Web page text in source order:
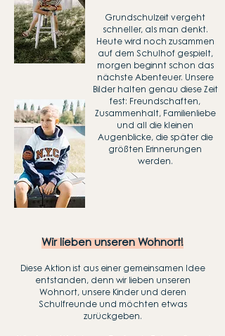
Grundschulzeit vergeht
schneller, als man denkt.
Heute wird noch zusammen
auf dem Schulhof gespielt,
morgen beginnt schon das
nächste Abenteuer. Unsere
Bilder halten genau diese Zeit
fest: Freundschaften,
Zusammenhalt, Familienliebe
und all die kleinen
Augenblicke, die später die
größten Erinnerungen
werden.
Wir lieben unseren Wohnort!
Diese Aktion ist aus einer gemeinsamen Idee
entstanden, denn wir lieben unseren
Wohnort, unsere Kinder und deren
Schulfreunde und möchten etwas
zurückgeben.